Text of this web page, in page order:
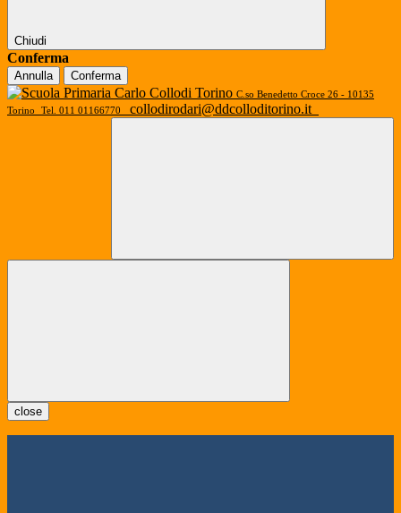
Chiudi
Conferma
Annulla Conferma
C.so Benedetto Croce 26 - 10135
Torino
Tel. 011 01166770 collodirodari@ddcolloditorino.it
close